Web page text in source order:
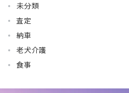
未分類
査定
納車
老犬介護
食事